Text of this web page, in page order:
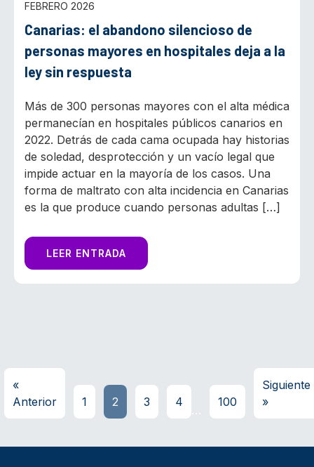
FEBRERO 2026
Canarias: el abandono silencioso de
personas mayores en hospitales deja a la
ley sin respuesta
Más de 300 personas mayores con el alta médica
permanecían en hospitales públicos canarios en
2022. Detrás de cada cama ocupada hay historias
de soledad, desprotección y un vacío legal que
impide actuar en la mayoría de los casos. Una
forma de maltrato con alta incidencia en Canarias
es la que produce cuando personas adultas […]
LEER ENTRADA
«
Anterior
1 2 3 4
…
100
Siguiente
»